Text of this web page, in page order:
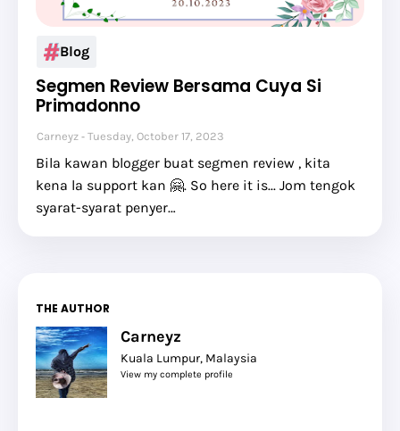
Blog
Segmen Review Bersama Cuya Si
Primadonno
Carneyz Tuesday, October 17, 2023
Bila kawan blogger buat segmen review , kita
kena la support kan 🤗. So here it is... Jom tengok
syarat-syarat penyer…
THE AUTHOR
Carneyz
Kuala Lumpur, Malaysia
View my complete profile